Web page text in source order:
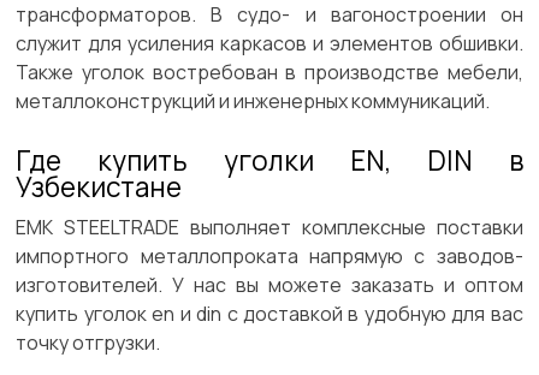
трансформаторов. В судо- и вагоностроении он
служит для усиления каркасов и элементов обшивки.
Также уголок востребован в производстве мебели,
металлоконструкций и инженерных коммуникаций.
Где купить уголки EN, DIN в
Узбекистане
ЕМК STEELTRADE выполняет комплексные поставки
импортного металлопроката напрямую с заводов-
изготовителей. У нас вы можете заказать и оптом
купить уголок en и din с доставкой в удобную для вас
точку отгрузки.